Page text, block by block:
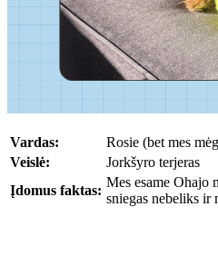
Vardas:
Rosie (bet mes
Veislė:
Jorkšyro terjeras
Įdomus faktas:
Mes esame Ohajo
sniegas nebeliks ir